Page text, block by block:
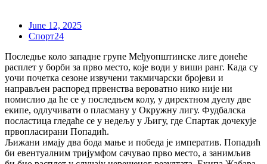
June 12, 2025
Спорт24
Последње коло западне групе Међуопштинске лиге донеће
расплет у борби за прво место, које води у виши ранг. Када су
уочи почетка сезоне извучени такмичарски бројеви и
направљен распоред првенства вероватно нико није ни
помислио да ће се у последњем колу, у директном дуелу две
екипе, одлучивати о пласману у Окружну лигу. Фудбалска
посластица гледаће се у недељу у Љигу, где Спартак дочекује
првопласирани Попадић.
Љижани имају два бода мање и победа је императив. Попадић
би евентуалним тријумфом сачувао прво место, а занимљив